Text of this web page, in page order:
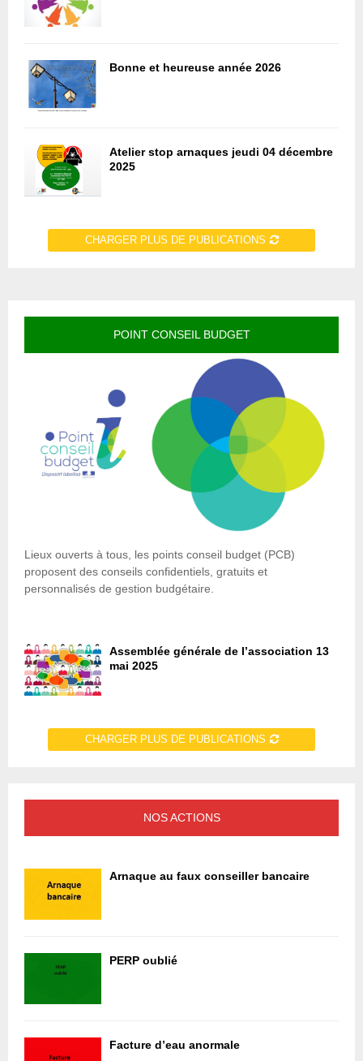
Bonne et heureuse année 2026
Atelier stop arnaques jeudi 04 décembre
2025
CHARGER PLUS DE PUBLICATIONS
POINT CONSEIL BUDGET
Lieux ouverts à tous, les points conseil budget (PCB)
proposent des conseils confidentiels, gratuits et
personnalisés de gestion budgétaire.
Assemblée générale de l’association 13
mai 2025
CHARGER PLUS DE PUBLICATIONS
NOS ACTIONS
Arnaque au faux conseiller bancaire
PERP oublié
Facture d’eau anormale